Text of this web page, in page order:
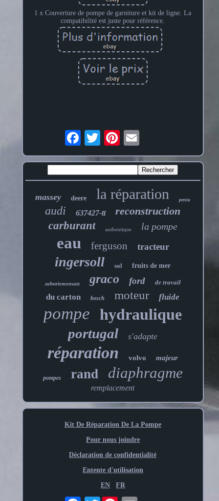
1 x Couverture de pompe de garniture et kit de ligne. La
compatibilité est juste pour référence.
massey deere la réparation penta
audi 637427-tt
reconstruction
carburant
authentique la pompe
eau ferguson tracteur
ingersoll sol fruits de mer
zahnriemensatz graco ford de travail
du carton bosch moteur fluide
pompe hydraulique
portugal s'adapte
réparation volvo majeur
pompes rand diaphragme
remplacement
Kit De Réparation De La Pompe
Pour nous joindre
Déclaration de confidentialité
Entente d'utilisation
EN FR